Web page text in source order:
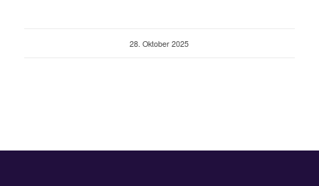
28. Oktober 2025